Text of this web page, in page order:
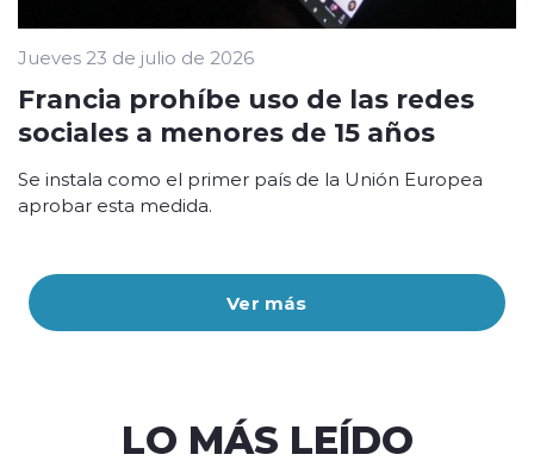
Ver más
Jueves 23 de julio de 2026
Francia prohíbe uso de las redes
sociales a menores de 15 años
Se instala como el primer país de la Unión Europea
aprobar esta medida.
LO MÁS LEÍDO